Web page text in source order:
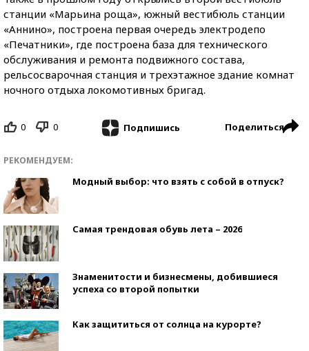
станции «Марьина роща», южный вестибюль станции
«Аннино», построена первая очередь электродепо
«Печатники», где построена база для технического
обслуживания и ремонта подвижного состава,
рельсосварочная станция и трехэтажное здание комнат
ночного отдыха локомотивных бригад.
0 0 Подпишись Поделиться
РЕКОМЕНДУЕМ:
Модный выбор: что взять с собой в отпуск?
Самая трендовая обувь лета – 2026
Знаменитости и бизнесмены, добившиеся
успеха со второй попытки
Как защититься от солнца на курорте?